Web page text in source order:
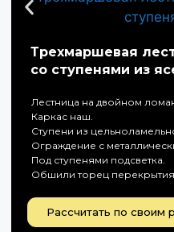
Трехмаршевая
со ступенями из
Лестница на двойном
Каркас наш.
Ступени из
Ограждение с
Под ступенями подсветка.
Обшили торец
Рассчитать по своим